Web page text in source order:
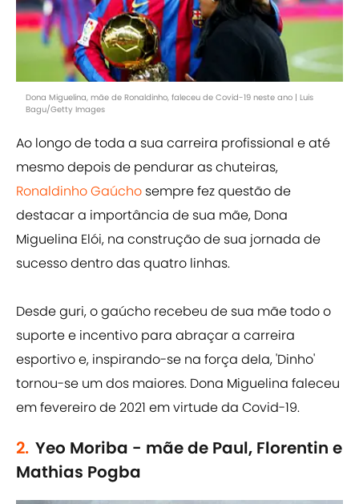
Dona Miguelina, mãe de Ronaldinho, faleceu de Covid-19 neste ano | Luis
Bagu/Getty Images
Ao longo de toda a sua carreira profissional e até
mesmo depois de pendurar as chuteiras,
Ronaldinho Gaúcho sempre fez questão de
destacar a importância de sua mãe, Dona
Miguelina Elói, na construção de sua jornada de
sucesso dentro das quatro linhas.
Desde guri, o gaúcho recebeu de sua mãe todo o
suporte e incentivo para abraçar a carreira
esportivo e, inspirando-se na força dela, 'Dinho'
tornou-se um dos maiores. Dona Miguelina faleceu
em fevereiro de 2021 em virtude da Covid-19.
2. Yeo Moriba - mãe de Paul, Florentin e
Mathias Pogba